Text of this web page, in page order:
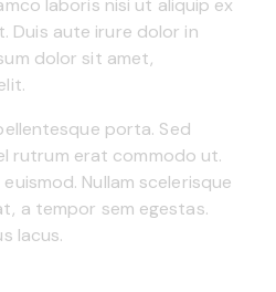
laboris nisi ut aliquip ex
Duis aute irure dolor in
dolor sit amet,
porta. Sed
rutrum erat commodo ut.
Nullam scelerisque
a tempor sem egestas.
lacus.